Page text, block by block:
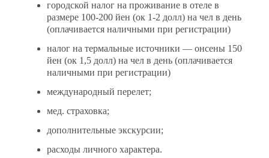
городской налог на проживание в отеле в
размере 100-200 йен (ок 1-2 долл) на чел в день
(оплачивается наличными при регистрации)
налог на термальные источники — онсены 150
йен (ок 1,5 долл) на чел в день (оплачивается
наличными при регистрации)
международный перелет;
мед. страховка;
дополнительные экскурсии;
расходы личного характера.